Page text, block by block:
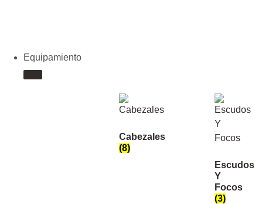
Equipamiento
Cabezales
(8)
Escudos
Y
Focos
(3)